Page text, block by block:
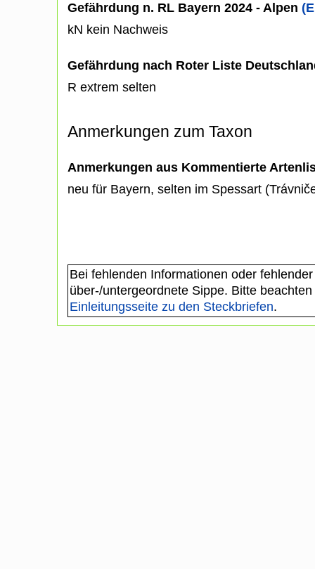
Gefährdung n. RL Bayern 2024 - Alpen
kN kein Nachweis
Gefährdung nach Roter Liste
R extrem selten
Anmerkungen zum Taxon
Anmerkungen aus Kommentierte
neu für Bayern, selten im Spessart
Bei fehlenden Informationen oder
über-/untergeordnete Sippe. Bitte
Einleitungsseite zu den Steckbriefen.